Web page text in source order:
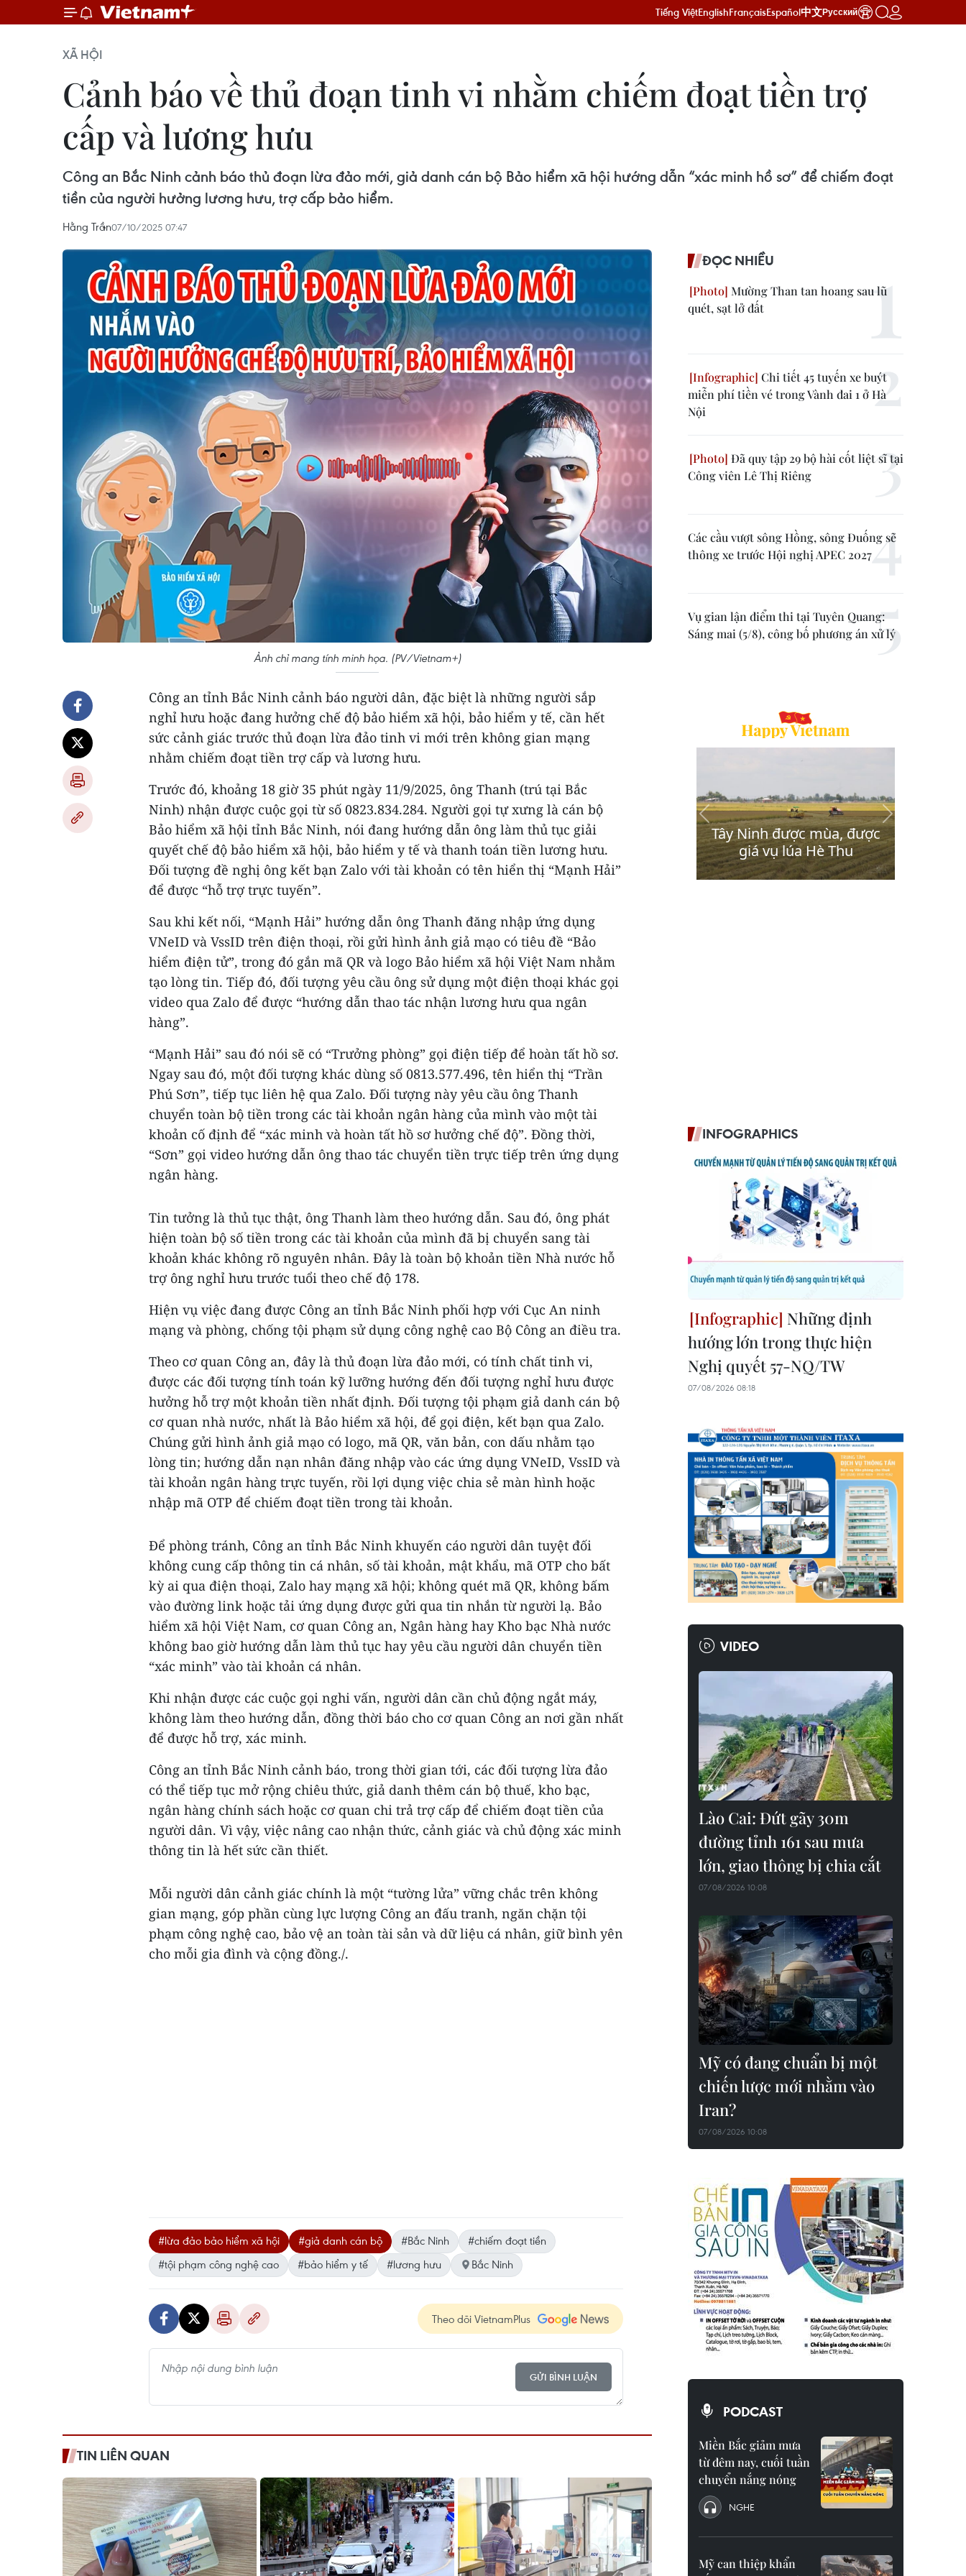
Tiếng ViệtEnglishFrançaisEspañol中文Русский
XÃ HỘI
Cảnh báo về thủ đoạn tinh vi nhằm chiếm đoạt tiền trợ
cấp và lương hưu
Công an Bắc Ninh cảnh báo thủ đoạn lừa đảo mới, giả danh cán bộ Bảo hiểm xã hội hướng dẫn “xác minh hồ sơ” để chiếm đoạt
tiền của người hưởng lương hưu, trợ cấp bảo hiểm.
Hằng Trần07/10/2025 07:47
Ảnh chỉ mang tính minh họa. (PV/Vietnam+)
Công an tỉnh Bắc Ninh cảnh báo người dân, đặc biệt là những người sắp
nghỉ hưu hoặc đang hưởng chế độ bảo hiểm xã hội, bảo hiểm y tế, cần hết
sức cảnh giác trước thủ đoạn lừa đảo tinh vi mới trên không gian mạng
nhằm chiếm đoạt tiền trợ cấp và lương hưu.
Trước đó, khoảng 18 giờ 35 phút ngày 11/9/2025, ông Thanh (trú tại Bắc
Ninh) nhận được cuộc gọi từ số 0823.834.284. Người gọi tự xưng là cán bộ
Bảo hiểm xã hội tỉnh Bắc Ninh, nói đang hướng dẫn ông làm thủ tục giải
quyết chế độ bảo hiểm xã hội, bảo hiểm y tế và thanh toán tiền lương hưu.
Đối tượng đề nghị ông kết bạn Zalo với tài khoản có tên hiển thị “Mạnh Hải”
để được “hỗ trợ trực tuyến”.
Sau khi kết nối, “Mạnh Hải” hướng dẫn ông Thanh đăng nhập ứng dụng
VNeID và VssID trên điện thoại, rồi gửi hình ảnh giả mạo có tiêu đề “Bảo
hiểm điện tử”, trong đó gắn mã QR và logo Bảo hiểm xã hội Việt Nam nhằm
tạo lòng tin. Tiếp đó, đối tượng yêu cầu ông sử dụng một điện thoại khác gọi
video qua Zalo để được “hướng dẫn thao tác nhận lương hưu qua ngân
hàng”.
“Mạnh Hải” sau đó nói sẽ có “Trưởng phòng” gọi điện tiếp để hoàn tất hồ sơ.
Ngay sau đó, một đối tượng khác dùng số 0813.577.496, tên hiển thị “Trần
Phú Sơn”, tiếp tục liên hệ qua Zalo. Đối tượng này yêu cầu ông Thanh
chuyển toàn bộ tiền trong các tài khoản ngân hàng của mình vào một tài
khoản cố định để “xác minh và hoàn tất hồ sơ hưởng chế độ”. Đồng thời,
“Sơn” gọi video hướng dẫn ông thao tác chuyển tiền trực tiếp trên ứng dụng
ngân hàng.
Tin tưởng là thủ tục thật, ông Thanh làm theo hướng dẫn. Sau đó, ông phát
hiện toàn bộ số tiền trong các tài khoản của mình đã bị chuyển sang tài
khoản khác không rõ nguyên nhân. Đây là toàn bộ khoản tiền Nhà nước hỗ
trợ ông nghỉ hưu trước tuổi theo chế độ 178.
Hiện vụ việc đang được Công an tỉnh Bắc Ninh phối hợp với Cục An ninh
mạng và phòng, chống tội phạm sử dụng công nghệ cao Bộ Công an điều tra.
Theo cơ quan Công an, đây là thủ đoạn lừa đảo mới, có tính chất tinh vi,
được các đối tượng tính toán kỹ lưỡng hướng đến đối tượng nghỉ hưu được
hưởng hỗ trợ một khoản tiền nhất định. Đối tượng tội phạm giả danh cán bộ
cơ quan nhà nước, nhất là Bảo hiểm xã hội, để gọi điện, kết bạn qua Zalo.
Chúng gửi hình ảnh giả mạo có logo, mã QR, văn bản, con dấu nhằm tạo
lòng tin; hướng dẫn nạn nhân đăng nhập vào các ứng dụng VNeID, VssID và
tài khoản ngân hàng trực tuyến, rồi lợi dụng việc chia sẻ màn hình hoặc
nhập mã OTP để chiếm đoạt tiền trong tài khoản.
Để phòng tránh, Công an tỉnh Bắc Ninh khuyến cáo người dân tuyệt đối
không cung cấp thông tin cá nhân, số tài khoản, mật khẩu, mã OTP cho bất
kỳ ai qua điện thoại, Zalo hay mạng xã hội; không quét mã QR, không bấm
vào đường link hoặc tải ứng dụng được gửi qua tin nhắn từ người lạ. Bảo
hiểm xã hội Việt Nam, cơ quan Công an, Ngân hàng hay Kho bạc Nhà nước
không bao giờ hướng dẫn làm thủ tục hay yêu cầu người dân chuyển tiền
“xác minh” vào tài khoản cá nhân.
Khi nhận được các cuộc gọi nghi vấn, người dân cần chủ động ngắt máy,
không làm theo hướng dẫn, đồng thời báo cho cơ quan Công an nơi gần nhất
để được hỗ trợ, xác minh.
Công an tỉnh Bắc Ninh cảnh báo, trong thời gian tới, các đối tượng lừa đảo
có thể tiếp tục mở rộng chiêu thức, giả danh thêm cán bộ thuế, kho bạc,
ngân hàng chính sách hoặc cơ quan chi trả trợ cấp để chiếm đoạt tiền của
người dân. Vì vậy, việc nâng cao nhận thức, cảnh giác và chủ động xác minh
thông tin là hết sức cần thiết.
Mỗi người dân cảnh giác chính là một “tường lửa” vững chắc trên không
gian mạng, góp phần cùng lực lượng Công an đấu tranh, ngăn chặn tội
phạm công nghệ cao, bảo vệ an toàn tài sản và dữ liệu cá nhân, giữ bình yên
cho mỗi gia đình và cộng đồng./.
#lừa đảo bảo hiểm xã hội #giả danh cán bộ #Bắc Ninh
#chiếm đoạt tiền
#tội phạm công nghệ cao
#bảo hiểm y tế #lương hưu Bắc Ninh
Theo dõi VietnamPlus
GỬI BÌNH LUẬN
TIN LIÊN QUAN
ĐỌC NHIỀU
Mường Than tan hoang sau lũ
quét, sạt lở đất
Chi tiết 45 tuyến xe buýt
miễn phí tiền vé trong Vành đai 1 ở Hà
Nội
Đã quy tập 29 bộ hài cốt liệt sĩ tại
Công viên Lê Thị Riêng
Các cầu vượt sông Hồng, sông Đuống sẽ
thông xe trước Hội nghị APEC 2027
Vụ gian lận điểm thi tại Tuyên Quang:
Sáng mai (5/8), công bố phương án xử lý
INFOGRAPHICS
Những định
hướng lớn trong thực hiện
Nghị quyết 57-NQ/TW
07/08/2026 08:18
VIDEO
Lào Cai: Đứt gãy 30m
đường tỉnh 161 sau mưa
lớn, giao thông bị chia cắt
07/08/2026 10:08
Mỹ có đang chuẩn bị một
chiến lược mới nhằm vào
Iran?
07/08/2026 10:08
PODCAST
Miền Bắc giảm mưa
từ đêm nay, cuối tuần
chuyển nắng nóng
NGHE
Mỹ can thiệp khẩn